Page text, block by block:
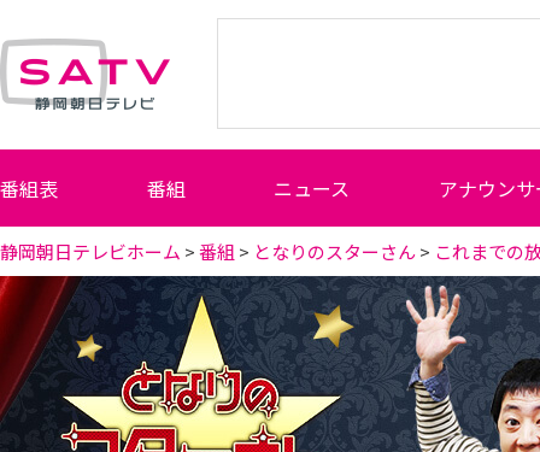
番組表 番組 ニュース アナウン
静岡朝日テレビホーム >番組 > となりのスターさん> これまでの